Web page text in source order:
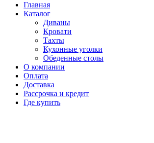
Главная
Каталог
Диваны
Кровати
Тахты
Кухонные уголки
Обеденные столы
О компании
Оплата
Доставка
Рассрочка и кредит
Где купить